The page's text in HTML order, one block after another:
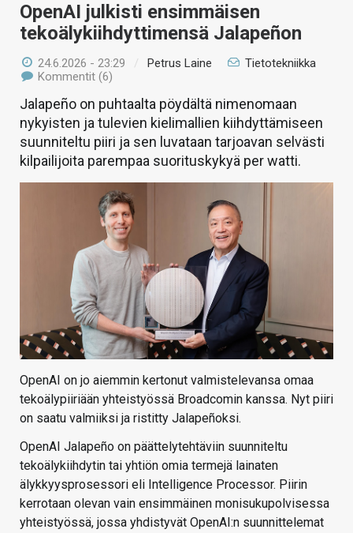
OpenAI julkisti ensimmäisen
tekoälykiihdyttimensä Jalapeñon
24.6.2026 - 23:29 / Petrus Laine
Tietotekniikka
Kommentit (6)
Jalapeño on puhtaalta pöydältä nimenomaan
nykyisten ja tulevien kielimallien kiihdyttämiseen
suunniteltu piiri ja sen luvataan tarjoavan selvästi
kilpailijoita parempaa suorituskykyä per watti.
OpenAI on jo aiemmin kertonut valmistelevansa omaa
tekoälypiiriään yhteistyössä Broadcomin kanssa. Nyt piiri
on saatu valmiiksi ja ristitty Jalapeñoksi.
OpenAI Jalapeño on päättelytehtäviin suunniteltu
tekoälykiihdytin tai yhtiön omia termejä lainaten
älykkyysprosessori eli Intelligence Processor. Piirin
kerrotaan olevan vain ensimmäinen monisukupolvisessa
yhteistyössä, jossa yhdistyvät OpenAI:n suunnittelemat